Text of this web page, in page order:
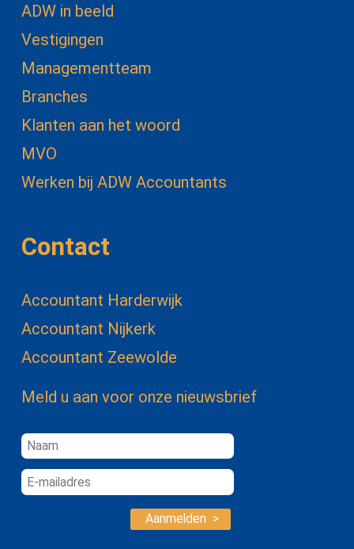
ADW in beeld
Vestigingen
Managementteam
Branches
Klanten aan het woord
MVO
Werken bij ADW Accountants
Contact
Accountant Harderwijk
Accountant Nijkerk
Accountant Zeewolde
Meld u aan voor onze nieuwsbrief
Aanmelden >